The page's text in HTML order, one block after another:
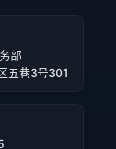
部
五巷3号301